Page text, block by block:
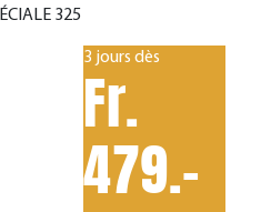
325
3 jours dès
Fr.
479.-